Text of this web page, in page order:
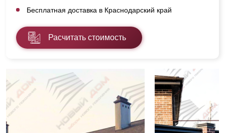
Бесплатная доставка в Краснодарский край
Расчитать стоимость